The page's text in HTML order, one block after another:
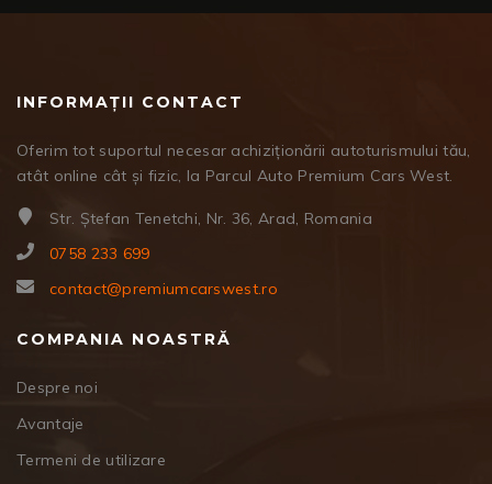
INFORMAȚII CONTACT
Oferim tot suportul necesar achiziționării autoturismului tău,
atât online cât și fizic, la Parcul Auto Premium Cars West.
Str. Ștefan Tenetchi, Nr. 36, Arad, Romania
0758 233 699
contact@premiumcarswest.ro
COMPANIA NOASTRĂ
Despre noi
Avantaje
Termeni de utilizare